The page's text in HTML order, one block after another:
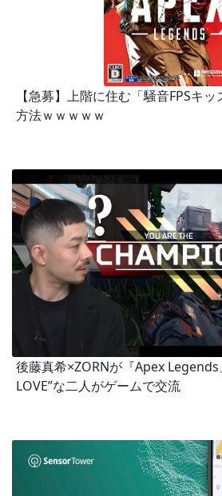
【急募】上階に住む「騒音FPSキ
方法ｗｗｗｗｗ
後藤真希×ZORNが『Apex
LOVE”な二人がゲームで交流